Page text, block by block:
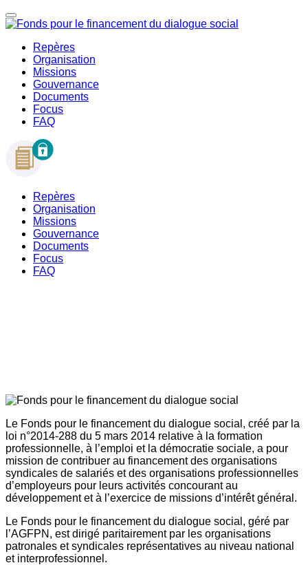
Repères
Organisation
Missions
Gouvernance
Documents
Focus
FAQ
Repères
Organisation
Missions
Gouvernance
Documents
Focus
FAQ
Le Fonds pour le financement du dialogue social, créé par la
loi n°2014-288 du 5 mars 2014 relative à la formation
professionnelle, à l’emploi et la démocratie sociale, a pour
mission de contribuer au financement des organisations
syndicales de salariés et des organisations professionnelles
d’employeurs pour leurs activités concourant au
développement et à l’exercice de missions d’intérêt général.
Le Fonds pour le financement du dialogue social, géré par
l’AGFPN, est dirigé paritairement par les organisations
patronales et syndicales représentatives au niveau national
et interprofessionnel.